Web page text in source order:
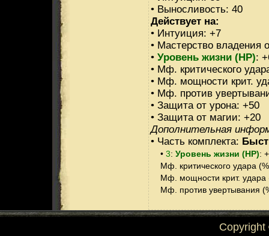
• Выносливость: 40
Действует на:
• Интуиция: +7
• Мастерство владения
• Уровень жизни (HP):
• Мф. критического
• Мф. мощности крит.
• Мф. против
• Защита от урона: +50
• Защита от магии: +20
Дополнительная
• Часть комплекта:
• 3: Уровень жизни (HP):
Мф. критического удара
Мф. мощности крит. удара
Мф. против увертывания